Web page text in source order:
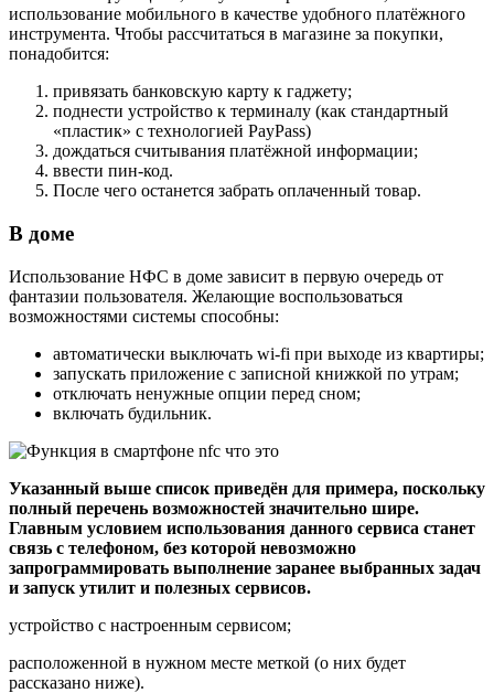
использование мобильного в качестве удобного платёжного
инструмента. Чтобы рассчитаться в магазине за покупки,
понадобится:
привязать банковскую карту к гаджету;
поднести устройство к терминалу (как стандартный
«пластик» с технологией PayPass)
дождаться считывания платёжной информации;
ввести пин-код.
После чего останется забрать оплаченный товар.
В доме
Использование НФС в доме зависит в первую очередь от
фантазии пользователя. Желающие воспользоваться
возможностями системы способны:
автоматически выключать wi-fi при выходе из квартиры;
запускать приложение с записной книжкой по утрам;
отключать ненужные опции перед сном;
включать будильник.
Указанный выше список приведён для примера, поскольку
полный перечень возможностей значительно шире.
Главным условием использования данного сервиса станет
связь с телефоном, без которой невозможно
запрограммировать выполнение заранее выбранных задач
и запуск утилит и полезных сервисов.
устройство с настроенным сервисом;
расположенной в нужном месте меткой (о них будет
рассказано ниже).